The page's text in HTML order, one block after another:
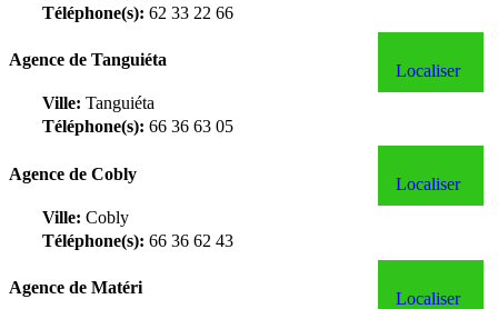
Téléphone(s): 62 33 22 66
Agence de Tanguiéta
Ville: Tanguiéta
Téléphone(s): 66 36 63 05
Localiser
Agence de Cobly
Ville: Cobly
Téléphone(s): 66 36 62 43
Localiser
Agence de Matéri
Localiser